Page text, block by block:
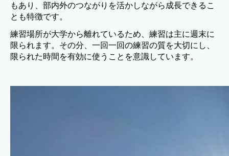
もあり、部内外のつながりを活かしながら成長できるこ
とも特徴です。
練習場所が大学から離れているため、練習は主に週末に
限られます。その分、一回一回の練習の質を大切にし、
限られた時間を有効に使うことを意識しています。